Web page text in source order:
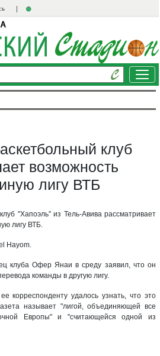
клуб
возможность
лигу ВТБ
"Хапоэль" из Тель-Авива рассматривает
лигу ВТБ.
Hayom.
клуба Офер Янаи в среду заявил, что он
команды в другую лигу.
корреспонденту удалось узнать, что это
называет "лигой, объединяющей все
Европы" и "считающейся одной из